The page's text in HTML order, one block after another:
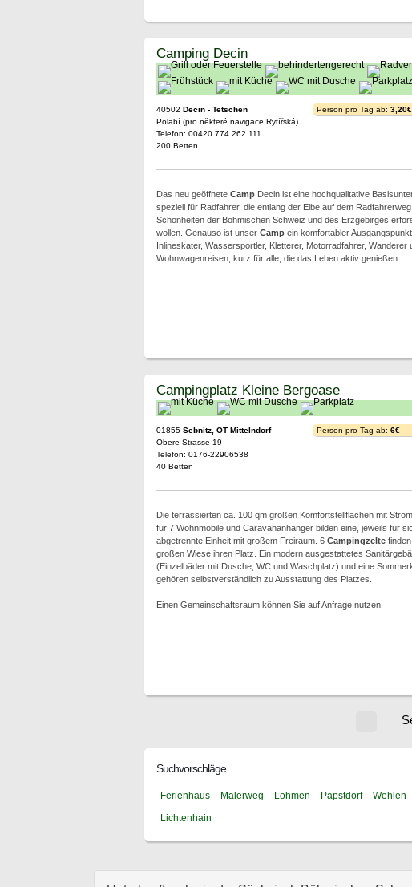
Camping Decin
40502 Decin - Tetschen
Polabí (pro některé navigace Rytířská)
Telefon: 00420 774 262 111
200 Betten
Person pro Tag ab: 3,20€
Das neu geöffnete CampDecin ist eine hochqualitative
speziell für Radfahrer, die entlang der Elbe auf dem Radfahrerweg
Schönheiten der Böhmischen Schweiz und des Erzgebirges
wollen. Genauso ist unser Campein komfortabler
Inlineskater, Wassersportler, Kletterer, Motorradfahrer, Wanderer
Wohnwagenreisen; kurz für alle, die das Leben aktiv genießen.
Campingplatz Kleine Bergoase
01855 Sebnitz, OT Mittelndorf
Obere Strasse 19
Telefon: 0176-22906538
40 Betten
Person pro Tag ab: 6€
Die terrassierten ca. 100 qm großen Komfortstellflächen mit
für 7 Wohnmobile und Caravananhänger bilden eine, jeweils für
abgetrennte Einheit mit großem Freiraum. 6 Campingzeltefinden
großen Wiese ihren Platz. Ein modern ausgestattetes
(Einzelbäder mit Dusche, WC und Waschplatz) und eine
gehören selbstverständlich zu Ausstattung des Platzes.
Einen Gemeinschaftsraum können Sie auf Anfrage nutzen.
Suchvorschläge
Ferienhaus Malerweg Lohmen Papstdorf Wehlen
Lichtenhain